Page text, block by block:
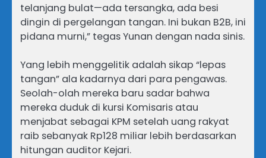
telanjang bulat—ada tersangka, ada besi
dingin di pergelangan tangan. Ini bukan B2B, ini
pidana murni,” tegas Yunan dengan nada sinis.
Yang lebih menggelitik adalah sikap “lepas
tangan” ala kadarnya dari para pengawas.
Seolah-olah mereka baru sadar bahwa
mereka duduk di kursi Komisaris atau
menjabat sebagai KPM setelah uang rakyat
raib sebanyak Rp128 miliar lebih berdasarkan
hitungan auditor Kejari.